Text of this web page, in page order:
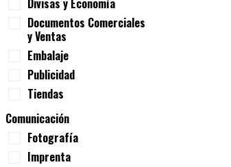
Divisas y Economía
Documentos Comerciales
y Ventas
Embalaje
Publicidad
Tiendas
Comunicación
Fotografía
Imprenta